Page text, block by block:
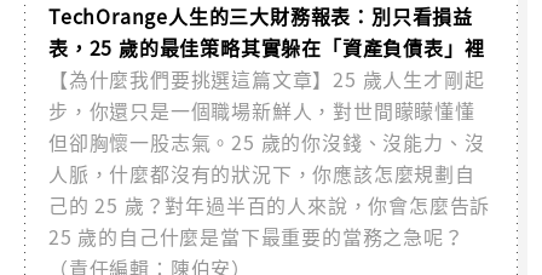
TechOrange人生的三大財務報表：別只看損益
表，25 歲的最佳策略其實躲在「資產負債表」裡
【為什麼我們要挑選這篇文章】25 歲人生才剛起
步，你還只是一個職場新鮮人，對世間矇矇懂懂
但卻胸懷一股志氣。25 歲的你沒錢、沒能力、沒
人脈，什麼都沒有的狀況下，你應該怎麼規劃自
己的 25 歲？對年過半百的人來說，你會怎麼告訴
25 歲的自己什麼是當下最重要的當務之急呢？
（責任編輯：陳伯安）